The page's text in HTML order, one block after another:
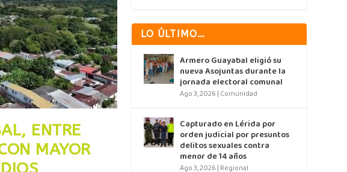
ENTRE
MAYOR
LO ÚLTIMO…
Armero Guayabal eligió su
nueva Asojuntas durante la
jornada electoral comunal
Ago 3, 2026 | Comunidad
Capturado en Lérida por
orden judicial por presuntos
delitos sexuales contra
menor de 14 años
Ago 3, 2026 | Regional